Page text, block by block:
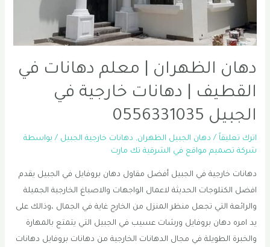
دهان الظهران | معلم دهانات في
القطيف | دهانات خارجية في
الجبيل 0556331035
اترك تعليقاً / دهان الجبيل الظهران, دهانات خارجية الجبيل / بواسطة
شركة تصميم مواقع في الشرقية تك مارت
دهانات خارجية في الجبيل أفضل مقاول دهان بروفايل في الجبيل يقدم
افضل الكتلوجات الحديثة لاعمال الواجهات والاصباغ الخارجية الجميلة
والرائعة التي تجعل منظر المنزل من الخارج غاية في الجمال ،وذالك على
يد امره دهان بروفايل ورشات عسيب في الجبيل التي يتمتع بالمهارة
والخبرة الطويلة في مجال الدهانات الخارجية من دهانات بروفايل دهانات